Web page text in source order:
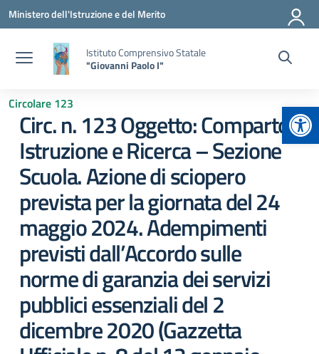
Vai ai contenuti
Vai al menu di navigazione
Vai al footer
Ministero dell'Istruzione e del Merito
Istituto Comprensivo Statale
"Giovanni Paolo I"
Circolare 123
Circ. n. 123 Oggetto: Comparto
Istruzione e Ricerca – Sezione
Scuola. Azione di sciopero
prevista per la giornata del 24
maggio 2024. Adempimenti
previsti dall’Accordo sulle
norme di garanzia dei servizi
pubblici essenziali del 2
dicembre 2020 (Gazzetta